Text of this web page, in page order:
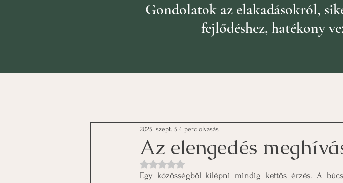
Gondolatok az elakadásokról,
fejlődéshez, hatékony
Az elengedés
2025. szept. 5. 1 perc olvasás
NaN csillagot kapott az 5-ből.
Egy közösségből kilépni mindig kettős érzés. A